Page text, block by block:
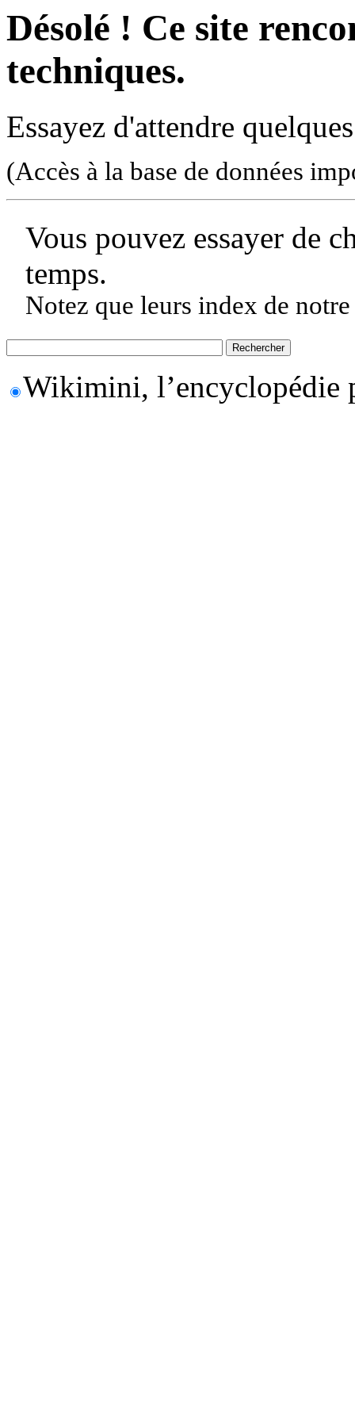
Désolé ! Ce site
techniques.
Essayez d'attendre
(Accès à la base de données
Vous pouvez essayer de
temps.
Notez que leurs index de
Wikimini, l’encyclopédie